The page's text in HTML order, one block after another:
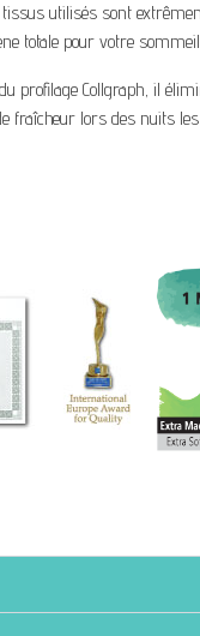
tissus utilisés sont
totale pour votre
profilage Collgraph, il
fraîcheur lors des nuits